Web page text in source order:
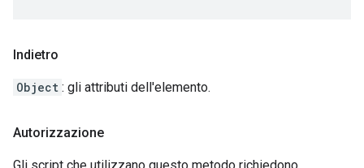
Indietro
Object : gli attributi dell'elemento.
Autorizzazione